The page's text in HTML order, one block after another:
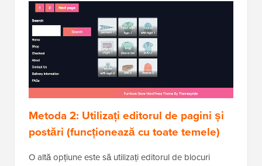
Metoda 2: Utilizați editorul de pagini și
postări (funcționează cu toate temele)
O altă opțiune este să utilizați editorul de blocuri